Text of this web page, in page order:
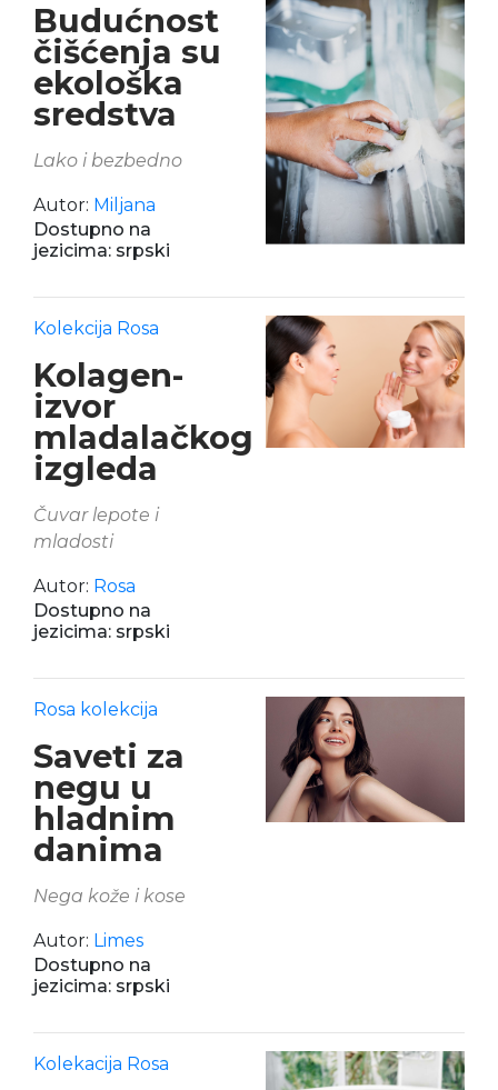
Budućnost
čišćenja su
ekološka
sredstva
Lako i bezbedno
Autor: Miljana
Dostupno na
jezicima: srpski
Kolekcija Rosa
Kolagen-
izvor
mladalačkog
izgleda
Čuvar lepote i
mladosti
Autor: Rosa
Dostupno na
jezicima: srpski
Rosa kolekcija
Saveti za
negu u
hladnim
danima
Nega kože i kose
Autor: Limes
Dostupno na
jezicima: srpski
Kolekacija Rosa